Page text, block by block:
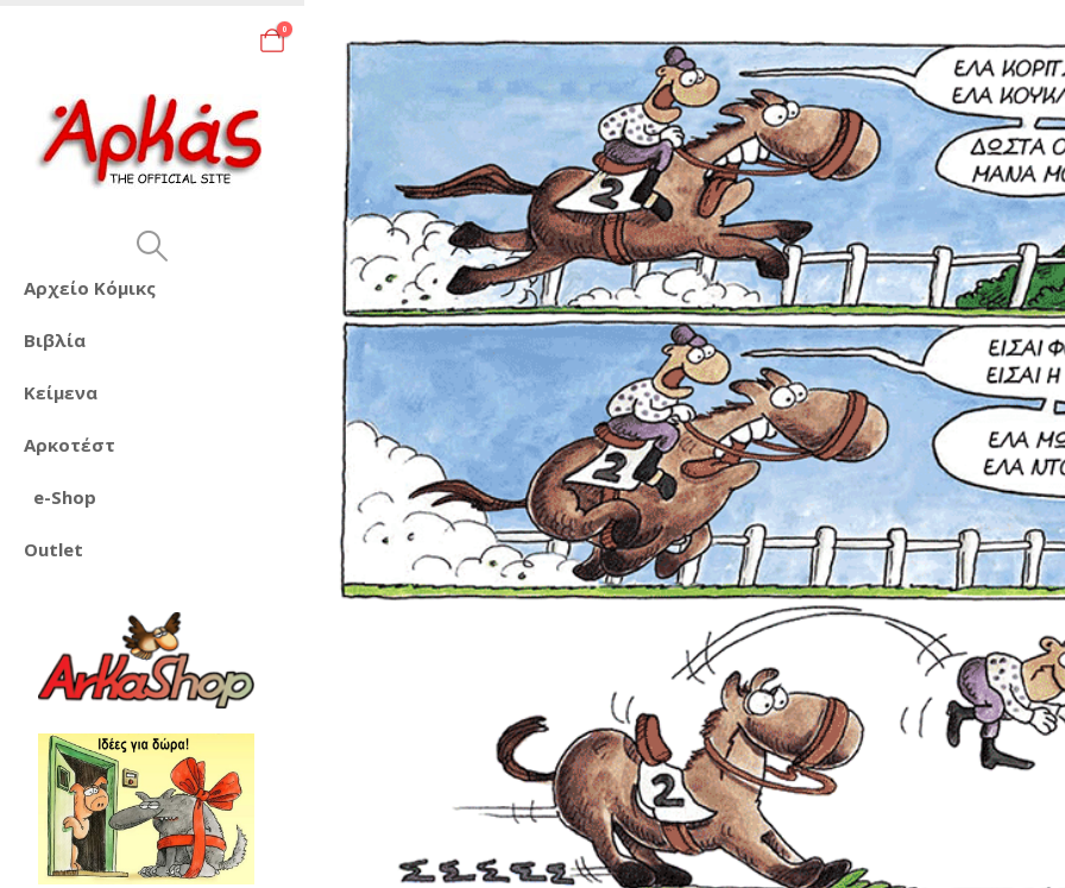
0
Αρχείο Κόμικς
Βιβλία
Κείμενα
Αρκοτέστ
e-Shop
Outlet